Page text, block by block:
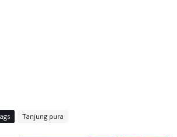
Tanjung pura